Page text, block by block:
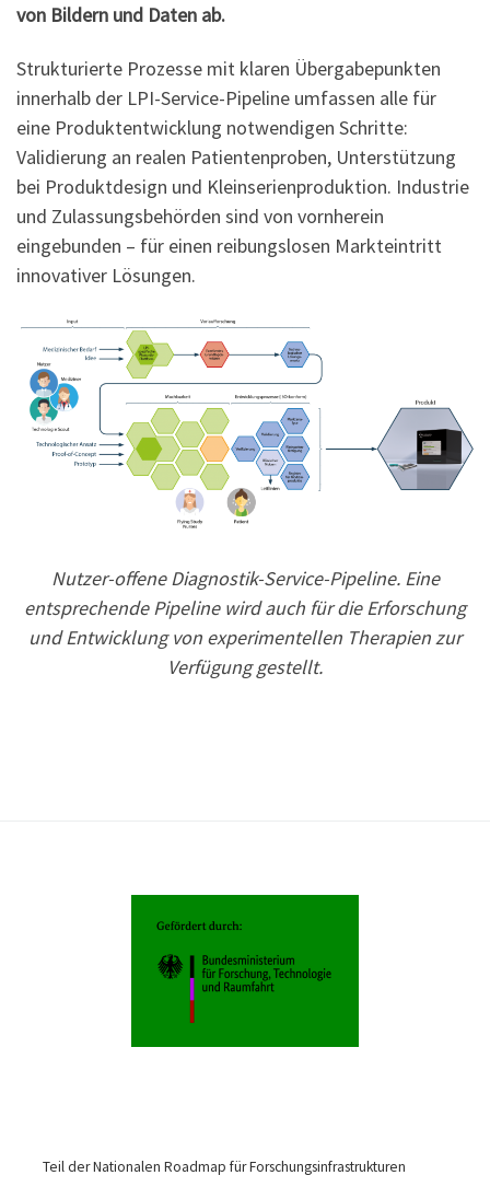
von Bildern und Daten ab.
Strukturierte Prozesse mit klaren Übergabepunkten
innerhalb der LPI-Service-Pipeline umfassen alle für
eine Produktentwicklung notwendigen Schritte:
Validierung an realen Patientenproben, Unterstützung
bei Produktdesign und Kleinserienproduktion. Industrie
und Zulassungsbehörden sind von vornherein
eingebunden – für einen reibungslosen Markteintritt
innovativer Lösungen.
Nutzer-offene Diagnostik-Service-Pipeline. Eine
entsprechende Pipeline wird auch für die Erforschung
und Entwicklung von experimentellen Therapien zur
Verfügung gestellt.
Teil der Nationalen Roadmap für Forschungsinfrastrukturen